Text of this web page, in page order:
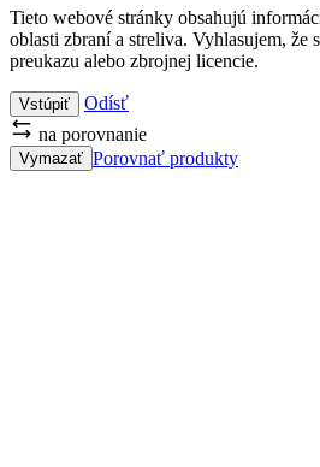
Tieto webové stránky obsahujú
oblasti zbraní a streliva. Vyhlasujem, že
preukazu alebo zbrojnej licencie.
Vstúpiť
Odísť
na porovnanie
Vymazať Porovnať produkty